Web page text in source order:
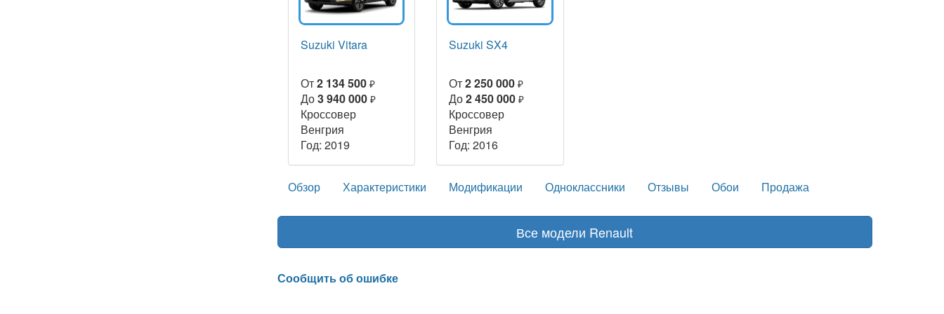
Suzuki Vitara
От2 134 500 ₽
До3 940 000 ₽
Кроссовер
Венгрия
Год: 2019
Suzuki SX4
От2 250 000 ₽
До2 450 000 ₽
Кроссовер
Венгрия
Год: 2016
Обзор Характеристики Модификации Одноклассники Отзывы Обои Продажа
Все модели Renault
Сообщить об ошибке